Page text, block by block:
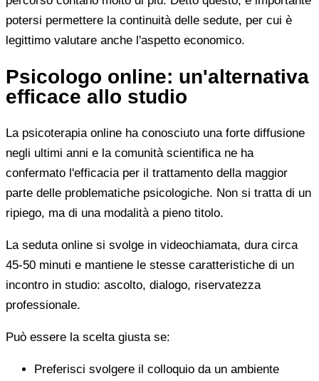
potersi permettere la continuità delle sedute, per cui è
legittimo valutare anche l'aspetto economico.
Psicologo online: un'alternativa
efficace allo studio
La psicoterapia online ha conosciuto una forte diffusione
negli ultimi anni e la comunità scientifica ne ha
confermato l'efficacia per il trattamento della maggior
parte delle problematiche psicologiche. Non si tratta di un
ripiego, ma di una modalità a pieno titolo.
La seduta online si svolge in videochiamata, dura circa
45-50 minuti e mantiene le stesse caratteristiche di un
incontro in studio: ascolto, dialogo, riservatezza
professionale.
Può essere la scelta giusta se:
Preferisci svolgere il colloquio da un ambiente